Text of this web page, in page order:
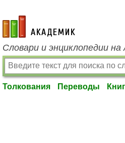
academic.ru
Словари и энциклопедии на
Толкования Переводы